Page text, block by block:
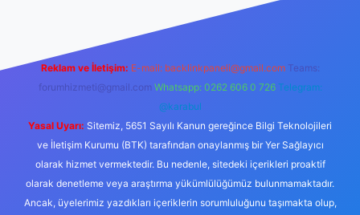
Reklam ve İletişim: E-mail: backlinkpaneli@gmail.com Teams:
forumhizmeti@gmail.com Whatsapp: 0262 606 0 726 Telegram:
@karabul
Yasal Uyarı: Sitemiz, 5651 Sayılı Kanun gereğince Bilgi Teknolojileri
ve İletişim Kurumu (BTK) tarafından onaylanmış bir Yer Sağlayıcı
olarak hizmet vermektedir. Bu nedenle, sitedeki içerikleri proaktif
olarak denetleme veya araştırma yükümlülüğümüz bulunmamaktadır.
Ancak, üyelerimiz yazdıkları içeriklerin sorumluluğunu taşımakta olup,